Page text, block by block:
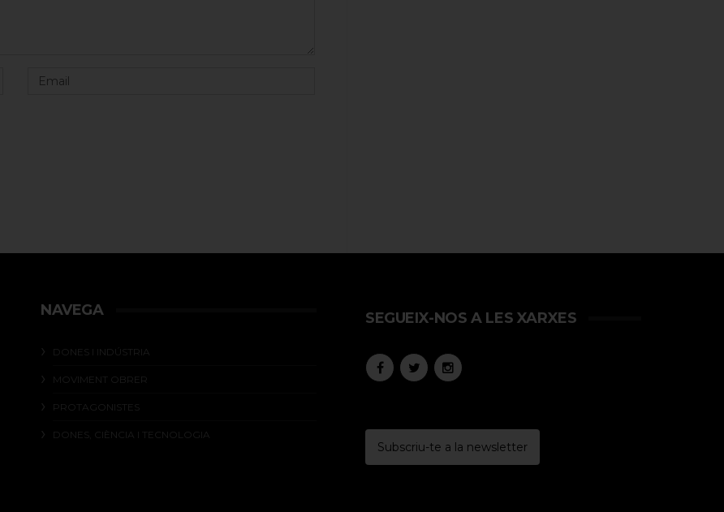
NAVEGA
DONES I INDÚSTRIA
MOVIMENT OBRER
PROTAGONISTES
DONES, CIÈNCIA I TECNOLOGIA
SEGUEIX-NOS A LES XARXES
Subscriu-te a la newsletter